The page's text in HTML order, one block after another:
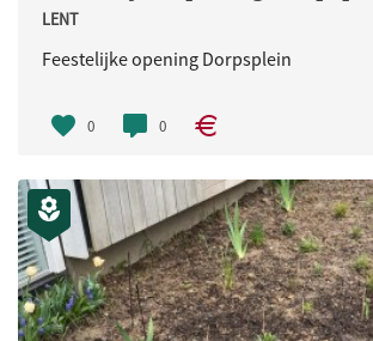
LENT
Feestelijke opening Dorpsplein
0 0